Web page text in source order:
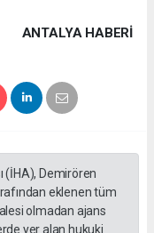
ANTALYA HABERİ
(İHA), Demirören
eklenen tüm
olmadan ajans
yer alan hukuki